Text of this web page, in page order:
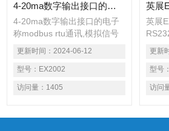
4-20ma数字输出接口的电子称modbus rtu通讯
4-20ma数字输出接口的电子
称modbus rtu通讯,模拟信号
输出功能，4～20mA/0-10V
模拟量输出连接PLC及工业现
场控制。 交/直流双用电源，
交流220V供电同时给内部蓄
电池充电，本电子秤单独使用
时
更新时间： 2024-06-12
型号： EX2002
访问量： 1405
英展
电子
接口
Bits
口
到控
包含
料
更新时
型号：
访问量